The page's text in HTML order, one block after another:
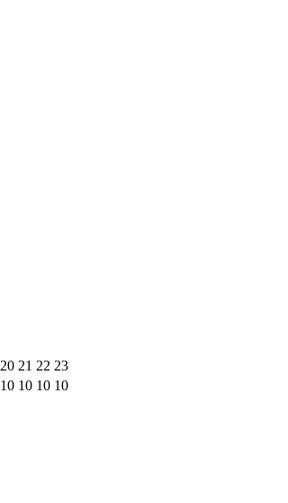
20 21 22 23
10 10 10 10